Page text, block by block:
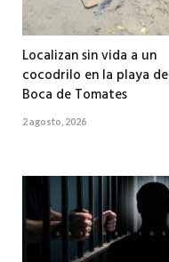
Localizan sin vida a un
cocodrilo en la playa de
Boca de Tomates
2 agosto, 2026